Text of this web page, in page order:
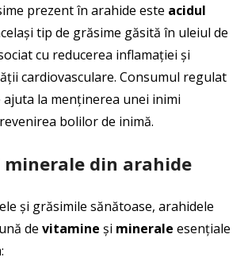
prezent în arahide este acidul
tip de grăsime găsită în uleiul de
cu reducerea inflamației și
cardiovasculare. Consumul regulat
la menținerea unei inimi
bolilor de inimă.
din arahide
și grăsimile sănătoase, arahidele
de vitamine și minerale esențiale